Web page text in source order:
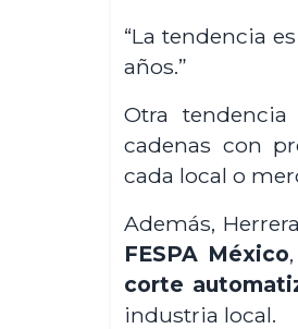
“La tendencia
años.”
Otra
cadenas con
cada local o
Además,
FESPA México
corte
industria local.